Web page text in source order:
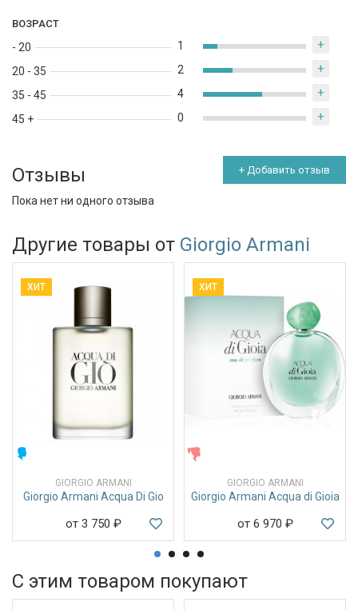
ВОЗРАСТ
- 20
20 - 35
35 - 45
45 +
1 +
2 +
4 +
0 +
Отзывы + Добавить отзыв
Пока нет ни одного отзыва
Другие товары от Giorgio Armani
ХИТ
GIORGIO ARMANI
Giorgio Armani Acqua Di Gio
от 3 750 ₽
ХИТ
GIORGIO ARMANI
Giorgio Armani Acqua di Gioia
от 6 970 ₽
С этим товаром покупают